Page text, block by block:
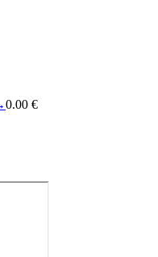
0.00 €